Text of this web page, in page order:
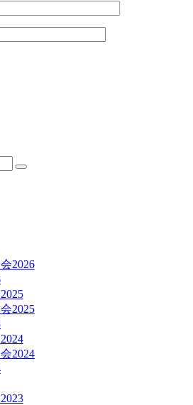
2026
2025
2024